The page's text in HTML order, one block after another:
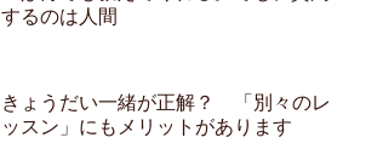
するのは人間
きょうだい一緒が正解？ 「別々のレ
ッスン」にもメリットがあります